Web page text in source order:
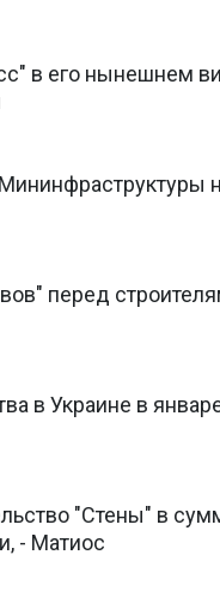
в его нынешнем
перед
в Украине в
"Стены" в
- Матиос